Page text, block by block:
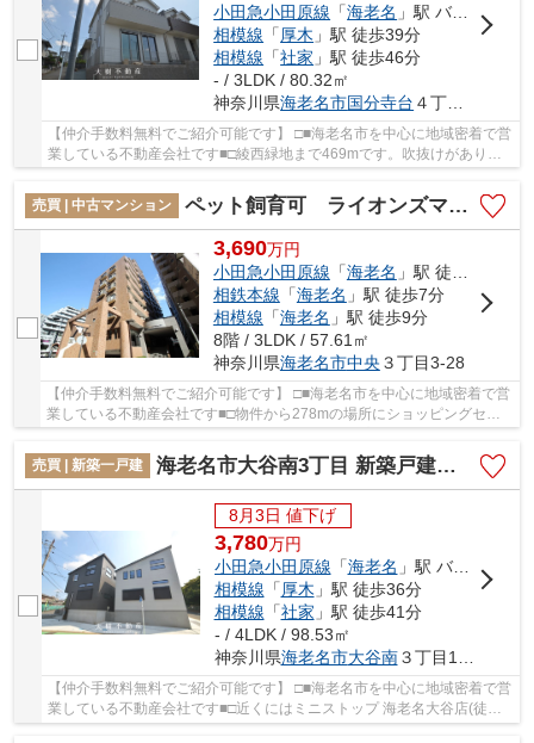
小田急小田原線 「海老名 」駅 バス10分 「国分寺台第9」 停歩2分
相模線 「厚木 」駅 徒歩39分
相模線 「社家 」駅 徒歩46分
- / 3LDK / 80.32㎡
神奈川県海老名市国分寺台 ４丁目13-7
【仲介手数料無料でご紹介可能です】 □■海老名市を中心に地域密着で営
業している不動産会社です■□綾西緑地まで469mです。吹抜けがあり、
天井の圧迫感が無いのも魅力です。前面道路6m以...
売買 | 中古マンション
ペット飼育可 ライオンズマンション海老名第2 8階 ３LDK リフォーム済み 【仲介手数料無料】
3,690万円
小田急小田原線 「海老名 」駅 徒歩6分
相鉄本線 「海老名 」駅 徒歩7分
相模線 「海老名 」駅 徒歩9分
8階 / 3LDK / 57.61㎡
神奈川県海老名市中央 ３丁目3-28
【仲介手数料無料でご紹介可能です】 □■海老名市を中心に地域密着で営
業している不動産会社です■□物件から278mの場所にショッピングセン
ター「SHOPPERS PLAZA EBINA(ショッパーズプラ...
売買 | 新築一戸建
海老名市大谷南3丁目 新築戸建て 全3棟【仲介手数料無料】
8月3日 値下げ
3,780万円
小田急小田原線 「海老名 」駅 バス7分 「杉久保入口」 停歩5分
相模線 「厚木 」駅 徒歩36分
相模線 「社家 」駅 徒歩41分
- / 4LDK / 98.53㎡
神奈川県海老名市大谷南３丁目10-6
【仲介手数料無料でご紹介可能です】 □■海老名市を中心に地域密着で営
業している不動産会社です■□近くにはミニストップ 海老名大谷店(徒歩5
分)がありちょっとした買い物に便利です。こ...